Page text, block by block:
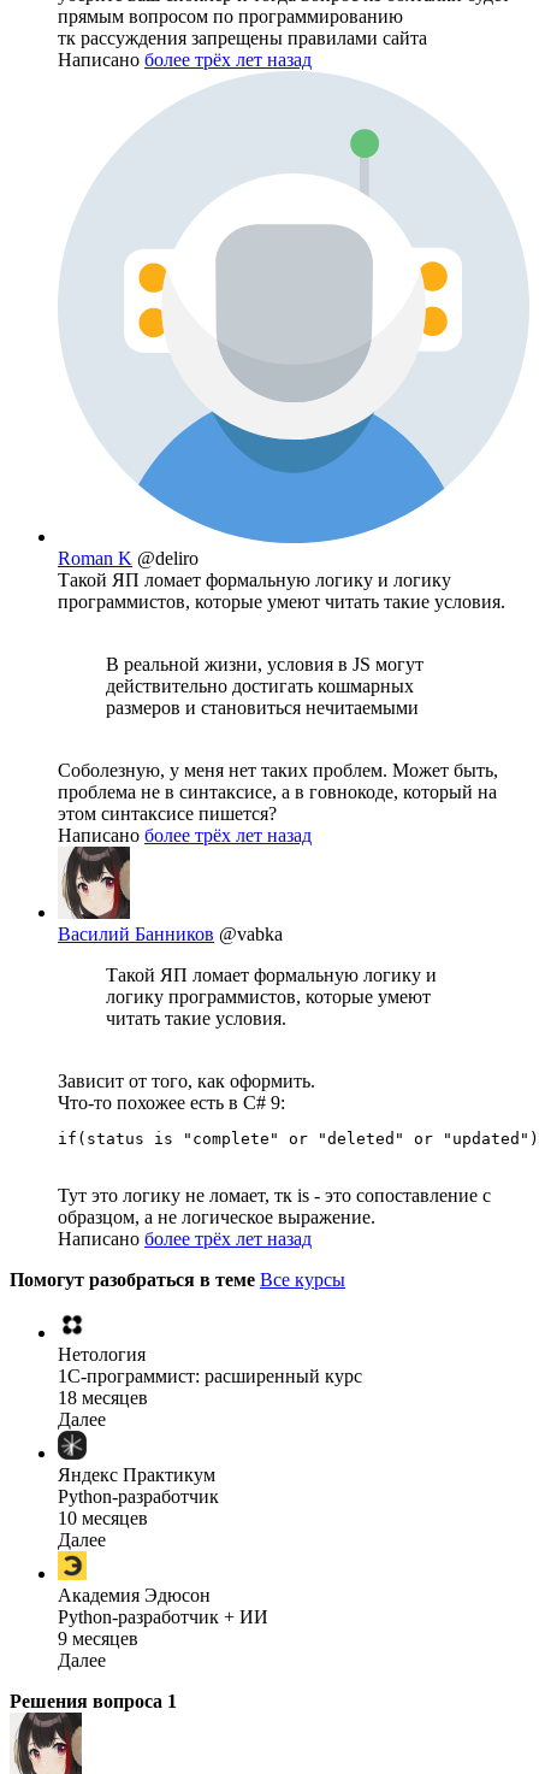
прямым вопросом по программированию
тк рассуждения запрещены правилами сайта
Написано более трёх лет назад
Roman K @deliro
Такой ЯП ломает формальную логику и логику
программистов, которые умеют читать такие условия.
В реальной жизни, условия в JS могут
действительно достигать кошмарных
размеров и становиться нечитаемыми
Соболезную, у меня нет таких проблем. Может быть,
проблема не в синтаксисе, а в говнокоде, который на
этом синтаксисе пишется?
Написано более трёх лет назад
Василий Банников @vabka
Такой ЯП ломает формальную логику и
логику программистов, которые умеют
читать такие условия.
Зависит от того, как оформить.
Что-то похожее есть в C# 9:
if(status is "complete" or "deleted" or
Тут это логику не ломает, тк is - это сопоставление с
образцом, а не логическое выражение.
Написано более трёх лет назад
Помогут разобраться в теме Все курсы
Нетология
1C-программист: расширенный курс
18 месяцев
Далее
Яндекс Практикум
Python-разработчик
10 месяцев
Далее
Академия Эдюсон
Python-разработчик + ИИ
9 месяцев
Далее
Решения вопроса 1